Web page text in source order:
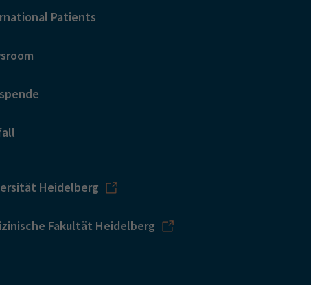
von einer Online-Plattform für das
Patients
Heidelberg
Fakultät Heidelberg